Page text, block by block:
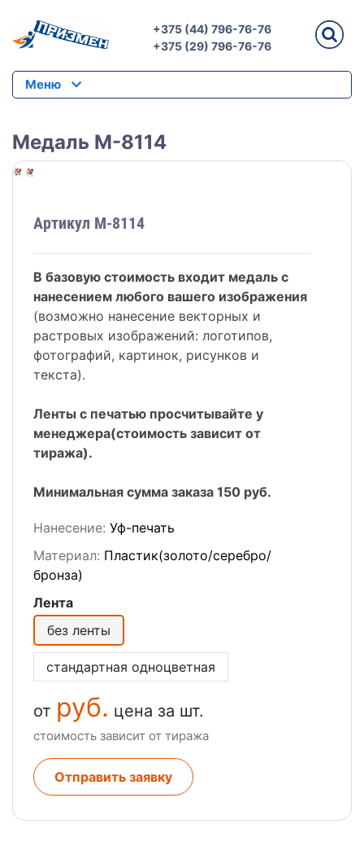
+375 (44) 796-76-76
+375 (29) 796-76-76
Меню
Медаль M-8114
Артикул M-8114
В базовую стоимость входит медаль с
нанесением любого вашего изображения
(возможно нанесение векторных и
растровых изображений: логотипов,
фотографий, картинок, рисунков и
текста).
Ленты с печатью просчитывайте у
менеджера(стоимость зависит от
тиража).
Минимальная сумма заказа 150 руб.
Нанесение: Уф-печать
Материал: Пластик(золото/серебро/
бронза)
Лента
без ленты
стандартная одноцветная
от руб. цена за шт.
стоимость зависит от тиража
Отправить заявку